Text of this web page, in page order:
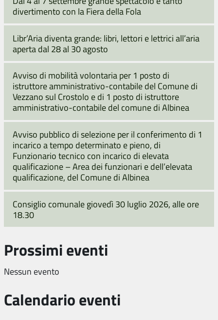
divertimento con la Fiera della Fola
Libr’Aria diventa grande: libri, lettori e lettrici all’aria
aperta dal 28 al 30 agosto
Avviso di mobilità volontaria per 1 posto di
istruttore amministrativo-contabile del Comune di
Vezzano sul Crostolo e di 1 posto di istruttore
amministrativo-contabile del comune di Albinea
Avviso pubblico di selezione per il conferimento di 1
incarico a tempo determinato e pieno, di
Funzionario tecnico con incarico di elevata
qualificazione – Area dei funzionari e dell’elevata
qualificazione, del Comune di Albinea
Consiglio comunale giovedì 30 luglio 2026, alle ore
18.30
Prossimi eventi
Nessun evento
Calendario eventi